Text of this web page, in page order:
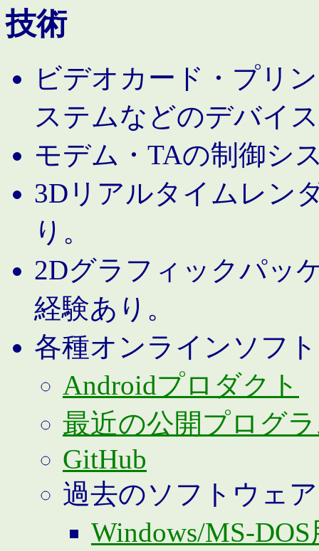
技術
ビデオカード・プリ
ステムなどのデバイ
モデム・TAの制御シ
3Dリアルタイムレン
り。
2Dグラフィックパッ
経験あり。
各種オンラインソフ
Androidプロダクト
最近の公開プログ
GitHub
過去のソフトウェア
Windows/MS-DOS